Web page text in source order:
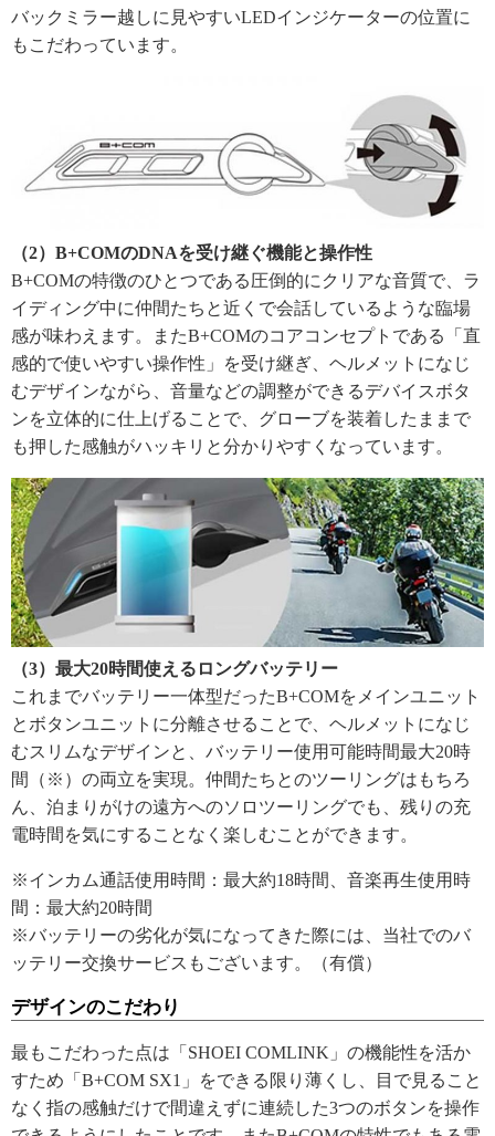
バックミラー越しに見やすいLEDインジケーターの位置に
もこだわっています。
（2）B+COMのDNAを受け継ぐ機能と操作性
B+COMの特徴のひとつである圧倒的にクリアな音質で、ラ
イディング中に仲間たちと近くで会話しているような臨場
感が味わえます。またB+COMのコアコンセプトである「直
感的で使いやすい操作性」を受け継ぎ、ヘルメットになじ
むデザインながら、音量などの調整ができるデバイスボタ
ンを立体的に仕上げることで、グローブを装着したままで
も押した感触がハッキリと分かりやすくなっています。
（3）最大20時間使えるロングバッテリー
これまでバッテリー一体型だったB+COMをメインユニット
とボタンユニットに分離させることで、ヘルメットになじ
むスリムなデザインと、バッテリー使用可能時間最大20時
間（※）の両立を実現。仲間たちとのツーリングはもちろ
ん、泊まりがけの遠方へのソロツーリングでも、残りの充
電時間を気にすることなく楽しむことができます。
※インカム通話使用時間：最大約18時間、音楽再生使用時
間：最大約20時間
※バッテリーの劣化が気になってきた際には、当社でのバ
ッテリー交換サービスもございます。（有償）
デザインのこだわり
最もこだわった点は「SHOEI COMLINK」の機能性を活か
すため「B+COM SX1」をできる限り薄くし、目で見ること
なく指の感触だけで間違えずに連続した3つのボタンを操作